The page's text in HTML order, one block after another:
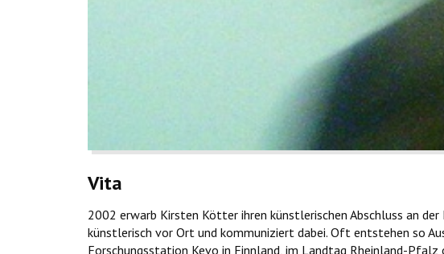
Vita
2002 erwarb Kirsten Kötter ihren künstlerischen Abschluss an
künstlerisch vor Ort und kommuniziert dabei. Oft entstehen so
Forschungsstation Kevo in Finnland, im Landtag Rheinland-